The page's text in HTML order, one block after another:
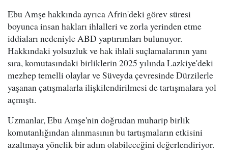
Ebu Amşe hakkında ayrıca Afrin'deki görev süresi
boyunca insan hakları ihlalleri ve zorla yerinden etme
iddiaları nedeniyle ABD yaptırımları bulunuyor.
Hakkındaki yolsuzluk ve hak ihlali suçlamalarının yanı
sıra, komutasındaki birliklerin 2025 yılında Lazkiye'deki
mezhep temelli olaylar ve Süveyda çevresinde Dürzilerle
yaşanan çatışmalarla ilişkilendirilmesi de tartışmalara yol
açmıştı.
Uzmanlar, Ebu Amşe'nin doğrudan muharip birlik
komutanlığından alınmasının bu tartışmaların etkisini
azaltmaya yönelik bir adım olabileceğini değerlendiriyor.